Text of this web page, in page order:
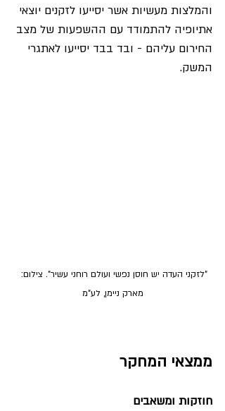
והמלצות מעשיות אשר יסייעו לזקנים יוצאי
אתיופיה להתמודד עם ההשפעות של מצב
החירום עליהם - ובד בבד יסייעו לאתגרי
המשק.
"לזקני העדה יש חוסן נפשי ועולם רוחני עשיר". צילום:
מארק ניימן, לע"מ
ממצאי המחקר
חוזקות ומשאבים